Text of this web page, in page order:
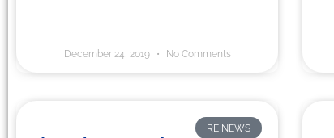
December 24, 2019 No Comments
RE NEWS